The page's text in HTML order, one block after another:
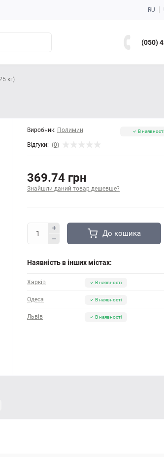
RU
(050)
кг)
Виробник: Полимин
Відгуки: (0)
В наявності
369.74 грн
Знайшли даний товар дешевше?
До кошика
Наявність в інших містах:
Харків В наявності
Одеса В наявності
Львів В наявності